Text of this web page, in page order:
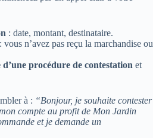
: date, montant, destinataire.
: vous n’avez pas reçu la marchandise ou
procédure de contestation et
à : “Bonjour, je souhaite contester
compte au profit de Mon Jardin
et je demande un